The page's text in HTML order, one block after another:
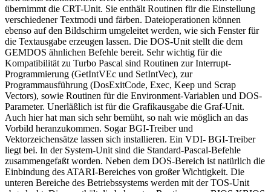
übernimmt die CRT-Unit. Sie enthält Routinen für die Einstellung
verschiedener Textmodi und färben. Dateioperationen können
ebenso auf den Bildschirm umgeleitet werden, wie sich Fenster für
die Textausgabe erzeugen lassen. Die DOS-Unit stellt die dem
GEMDOS ähnlichen Befehle bereit. Sehr wichtig für die
Kompatibilität zu Turbo Pascal sind Routinen zur Interrupt-
Programmierung (GetIntVEc und SetIntVec), zur
Programmausführung (DosExitCode, Exec, Keep und Scrap
Vectors), sowie Routinen für die Environment-Variablen und DOS-
Parameter. Unerläßlich ist für die Grafikausgabe die Graf-Unit.
Auch hier hat man sich sehr bemüht, so nah wie möglich an das
Vorbild heranzukommen. Sogar BGI-Treiber und
Vektorzeichensätze lassen sich installieren. Ein VDI- BGI-Treiber
liegt bei. In der System-Unit sind die Standard-Pascal-Befehle
zusammengefaßt worden. Neben dem DOS-Bereich ist natürlich die
Einbindung des ATARI-Bereiches von großer Wichtigkeit. Die
unteren Bereiche des Betriebssystems werden mit der TOS-Unit